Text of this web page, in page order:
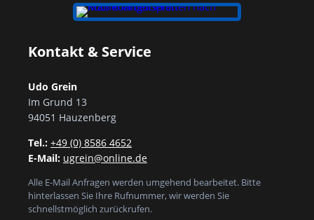
Kontakt & Service
Udo Grein
Im Grund 13
94051 Hauzenberg
Tel.: +49 (0) 8586 4652
E-Mail: ugrein@online.de
Alle E-Mail Anfragen werden umgehend bearbeitet. Bitte
hinterlassen Sie Ihre Rufnummer, wir werden Sie
schnellstmöglich zurückrufen.